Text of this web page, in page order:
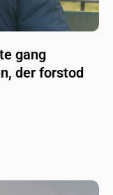
gang
der forstod